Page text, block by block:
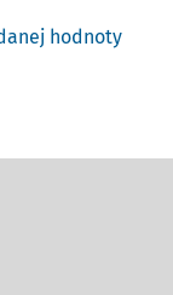
hodnoty